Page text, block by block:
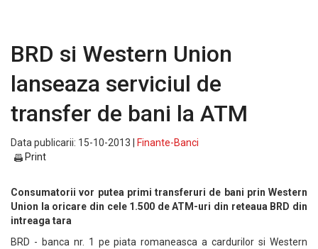
BRD si Western Union
lanseaza serviciul de
transfer de bani la ATM
Data publicarii: 15-10-2013 |
Finante-Banci
Print
Consumatorii vor putea primi transferuri de bani prin Western
Union la oricare din cele 1.500 de ATM-uri din reteaua BRD din
intreaga tara
BRD - banca nr. 1 pe piata romaneasca a cardurilor si Western